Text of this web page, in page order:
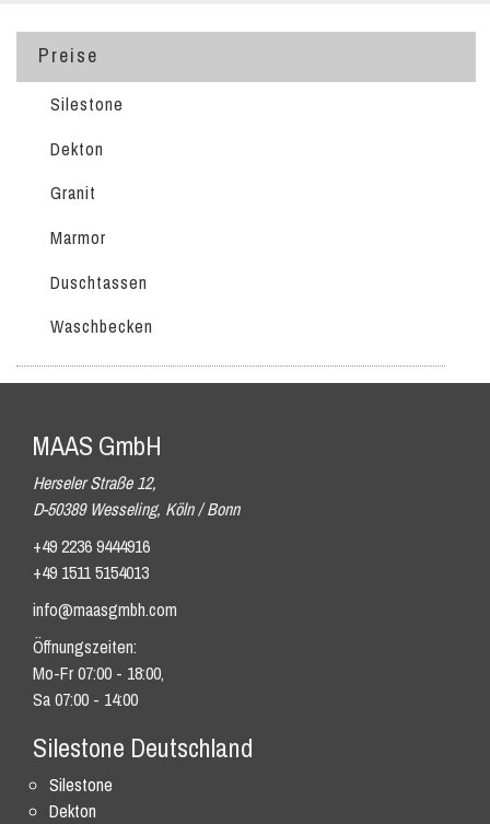
Preise
Silestone
Dekton
Granit
Marmor
Duschtassen
Waschbecken
MAAS GmbH
Herseler Straße 12,
D-50389 Wesseling, Köln / Bonn
+49 2236 9444916
+49 1511 5154013
info@maasgmbh.com
Öffnungszeiten:
Mo-Fr 07:00 - 18:00,
Sa 07:00 - 14:00
Silestone Deutschland
Silestone
Dekton